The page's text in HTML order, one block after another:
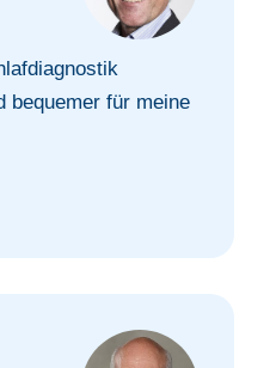
bequemer für meine